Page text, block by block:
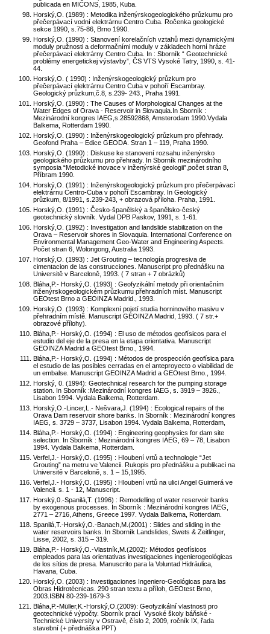
publicada en MICONS, 1985, Kuba.
Horský,O. (1989) : Metodika inženýrskogeologického průzkumu pro
přečerpávací vodní elektrárnu Centro Cuba. Ročenka geologické
sekce 1990, s.75-86, Brno 1990.
Horský,O. (1990) : Stanovení korelačních vztahů mezi dynamickými
moduly pružnosti a deformačními moduly v základech horní hráze
přečerpávací elektrárny Centro Cuba. In : Sborník “ Geotechnické
problémy energetickej výstavby”, ČS VTS Vysoké Tatry, 1990, s. 41-
44.
Horský,O. ( 1990) : Inženýrskogeologický průzkum pro
přečerpávací elektrárnu Centro Cuba v pohoří Escambray.
Geologický průzkum,č.8, s.239- 243., Praha 1991.
Horský,O. (1990) : The Causes of Morphological Changes at the
Water Edges of Orava - Reservoir in Slovaquia.In Sborník :
Mezinárodní kongres IAEG,s.28592868, Amsterodam 1990.Vydala
Balkema, Rotterdam 1990.
Horský,O. (1990) : Inženýrskogeologický průzkum pro přehrady.
Geofond Praha – Edice GEODA. Stran 1 – 119, Praha 1990.
Horský,O. (1990) : Diskuse ke stanovení rozsahu inženýrsko
geologického průzkumu pro přehrady. In Sborník mezinárodního
symposia “Metodické inovace v inženýrské geologii”,počet stran 8,
Příbram 1990.
Horský,O. (1991) : Inženýrskogeologický průzkum pro přečerpávací
elektrárnu Centro-Cuba v pohoří Escambray. In Geologický
průzkum, 8/1991, s.239-243, + obrazová příloha. Praha, 1991.
Horský,O. (1991) : Česko-španělský a španělsko-český
geotechnický slovník. Vydal DPB Paskov, 1991, s. 1-61.
Horský,O. (1992) : Investigation and landslide stabilization on the
Orava – Reservoir shores in Slovaquia. International Conference on
Environmental Management Geo-Water and Engineering Aspects.
Počet stran 6, Wolongong, Australia 1993.
Horský,O. (1993) : Jet Grouting – tecnología progresiva de
cimentacion de las construcciones. Manuscript pro přednášku na
Universitě v Barceloně, 1993. ( 7 stran + 7 obrázků)
Bláha,P.- Horský,O. (1993) : Geofyzikální metody při orientačním
inženýrskogeologickém průzkumu přehradních míst. Manuscript
GEOtest Brno a GEOINZA Madrid., 1993.
Horský,O. (1993) : Komplexní pojetí studia horninového masivu v
přehradním místě. Manuscript GEOINZA Madrid, 1993. ( 7 str.+
obrazové přílohy).
Bláha,P.- Horský,O. (1994) : El uso de métodos geofísicos para el
estudio del eje de la presa en la etapa orientativa. Manuscript
GEOINZA Madrid a GEOtest Brno., 1994.
Bláha,P.- Horský,O. (1994) : Métodos de prospección geofísica para
el estudio de las posibles cerradas en el anteproyecto o viabilidad de
un embalse. Manuscript GEOINZA Madrid a GEOtest Brno., 1994.
Horský, 0. (1994): Geotechnical research for the pumping storage
station. In Sborník :Mezinárodní kongres IAEG, s. 3919 – 3926.,
Lisabon 1994. Vydala Balkema, Rotterdam.
Horský,O.-Lincer,L.- Nešvara,J. (1994) : Ecological repairs of the
Orava Dam reservoir shore banks. In Sborník : Mezinárodní kongres
IAEG, s. 3729 – 3737, Lisabon 1994. Vydala Balkema, Rotterdam,
Bláha,P.- Horský,O. (1994) : Engineering geophysics for dam site
selection. In Sborník : Mezinárodní kongres IAEG, 69 – 78, Lisabon
1994. Vydala Balkema, Rotterdam.
Verfel,J.- Horský,O. (1995) : Hloubení vrtů a technologie “Jet
Grouting” na metru ve Valencii. Rukopis pro přednášku a publikaci na
Universitě v Barceloně, s. 1 – 15,1995.
Verfel,J.- Horský,O. (1995) : Hloubení vrtů na ulici Angel Guimerá ve
Valencii. s. 1 - 12, Manuscript.
Horský,0.-Spanilá,T. (1996) : Remodelling of water reservoir banks
by exogenous processes. In Sborník : Mezinárodní kongres IAEG,
2771 – 2716, Athens, Greece 1997. Vydala Balkema, Rotterdam.
Spanilá,T.-Horský,O.-Banach,M.(2001) : Slides and sliding in the
water reservoirs banks. In Sborník Landslides, Swets & Zeitlinger,
Lisse, 2002, s. 315 – 319.
Bláha,P.- Horský,O.-Vlastník,M.(2002): Métodos geofísicos
empleados para las orientativas investigaciones ingenierogeológicas
de los sítios de presa. Manuscrito para la Voluntad Hidráulica,
Havana, Cuba.
Horský,O. (2003) : Investigaciones Ingeniero-Geológicas para las
Obras Hidrotécnicas. 290 stran textu a příloh, GEOtest Brno,
2003.ISBN 80-239-1679-3
Bláha,P.-Müller,K.-Horský,O.(2009): Geofyzikální vlastnosti pro
geotechnické výpočty. Sborník prací Vysoké školy báňské -
Technické University v Ostravě, číslo 2, 2009, ročník IX, řada
stavební (+ přednáška PPT)